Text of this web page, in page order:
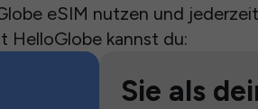
eSIM nutzen und jederzeit
HelloGlobe kannst du:
Sie als